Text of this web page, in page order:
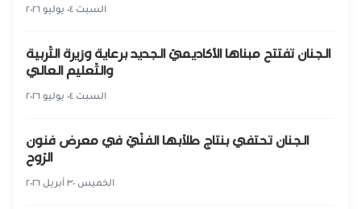
السبت ٠٤ يوليو ٢٠٢٦
الجنان تفتتح مبناها الأكاديميّ الجديد برعاية وزيرة التّربية
والتّعليم العالي
السبت ٠٤ يوليو ٢٠٢٦
الجنان تحتفي بنتاج طلّابها الفنّيّ في معرض فنون
الرّوح
الخميس ٣٠ أبريل ٢٠٢٦